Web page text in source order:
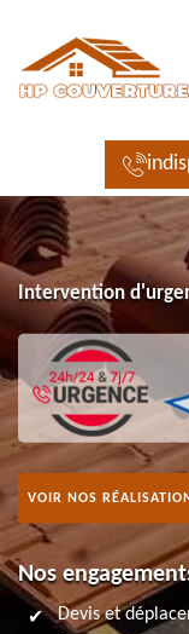
Intervention
VOIR NOS
Nos
Devis et